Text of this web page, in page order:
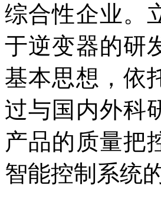
综合性企业。
于逆变器的研
基本思想，依
过与国内外科
产品的质量把
智能控制系统